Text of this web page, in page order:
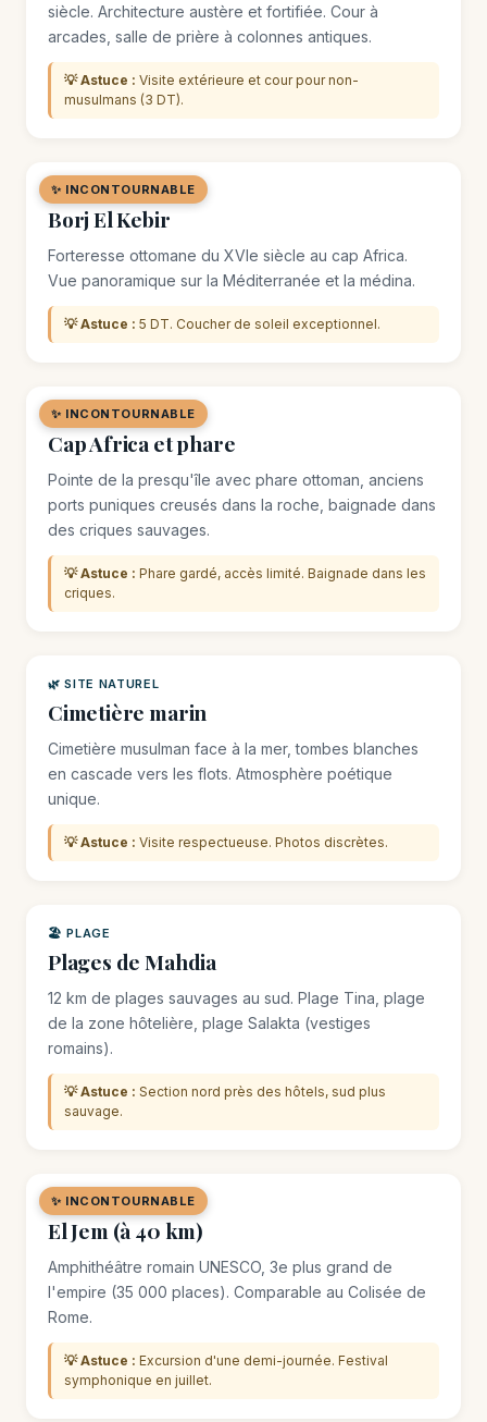
siècle. Architecture austère et fortifiée. Cour à
arcades, salle de prière à colonnes antiques.
💡 Astuce : Visite extérieure et cour pour non-
musulmans (3 DT).
✨ INCONTOURNABLE
🏛️ MONUMENT
Borj El Kebir
Forteresse ottomane du XVIe siècle au cap Africa.
Vue panoramique sur la Méditerranée et la médina.
💡 Astuce : 5 DT. Coucher de soleil exceptionnel.
✨ INCONTOURNABLE
🌿 SITE NATUREL
Cap Africa et phare
Pointe de la presqu'île avec phare ottoman, anciens
ports puniques creusés dans la roche, baignade dans
des criques sauvages.
💡 Astuce : Phare gardé, accès limité. Baignade dans les
criques.
🌿 SITE NATUREL
Cimetière marin
Cimetière musulman face à la mer, tombes blanches
en cascade vers les flots. Atmosphère poétique
unique.
💡 Astuce : Visite respectueuse. Photos discrètes.
🏖️ PLAGE
Plages de Mahdia
12 km de plages sauvages au sud. Plage Tina, plage
de la zone hôtelière, plage Salakta (vestiges
romains).
💡 Astuce : Section nord près des hôtels, sud plus
sauvage.
✨ INCONTOURNABLE
🏛️ MONUMENT
El Jem (à 40 km)
Amphithéâtre romain UNESCO, 3e plus grand de
l'empire (35 000 places). Comparable au Colisée de
Rome.
💡 Astuce : Excursion d'une demi-journée. Festival
symphonique en juillet.